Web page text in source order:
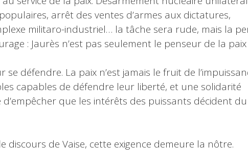
arrêt des ventes d’armes aux dictatures,
militaro-industriel… la tâche sera rude, mais la
: Jaurès n’est pas seulement le penseur de la
se défendre. La paix n’est jamais le fruit de
capables de défendre leur liberté, et une solidarité
que les intérêts des puissants décident du
discours de Vaise, cette exigence demeure la nôtre.